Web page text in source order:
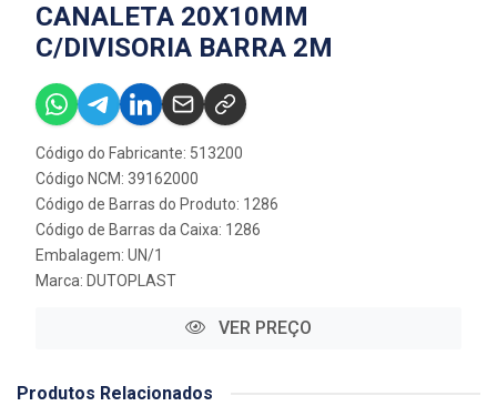
CANALETA 20X10MM
C/DIVISORIA BARRA 2M
Código do Fabricante: 513200
Código NCM: 39162000
Código de Barras do Produto: 1286
Código de Barras da Caixa: 1286
Embalagem: UN/1
Marca: DUTOPLAST
VER PREÇO
Produtos Relacionados